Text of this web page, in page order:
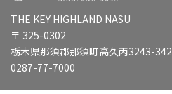
THE KEY HIGHLAND NASU
〒 325-0302
栃木県那須郡那須町高久丙3243-342
0287-77-7000